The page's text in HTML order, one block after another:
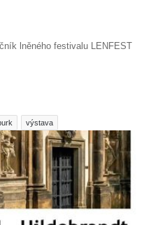
lněného festivalu LENFEST
výstava